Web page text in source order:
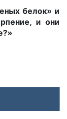
белок» и
и они